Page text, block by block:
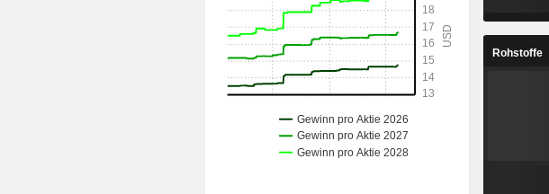
Rohstoffe